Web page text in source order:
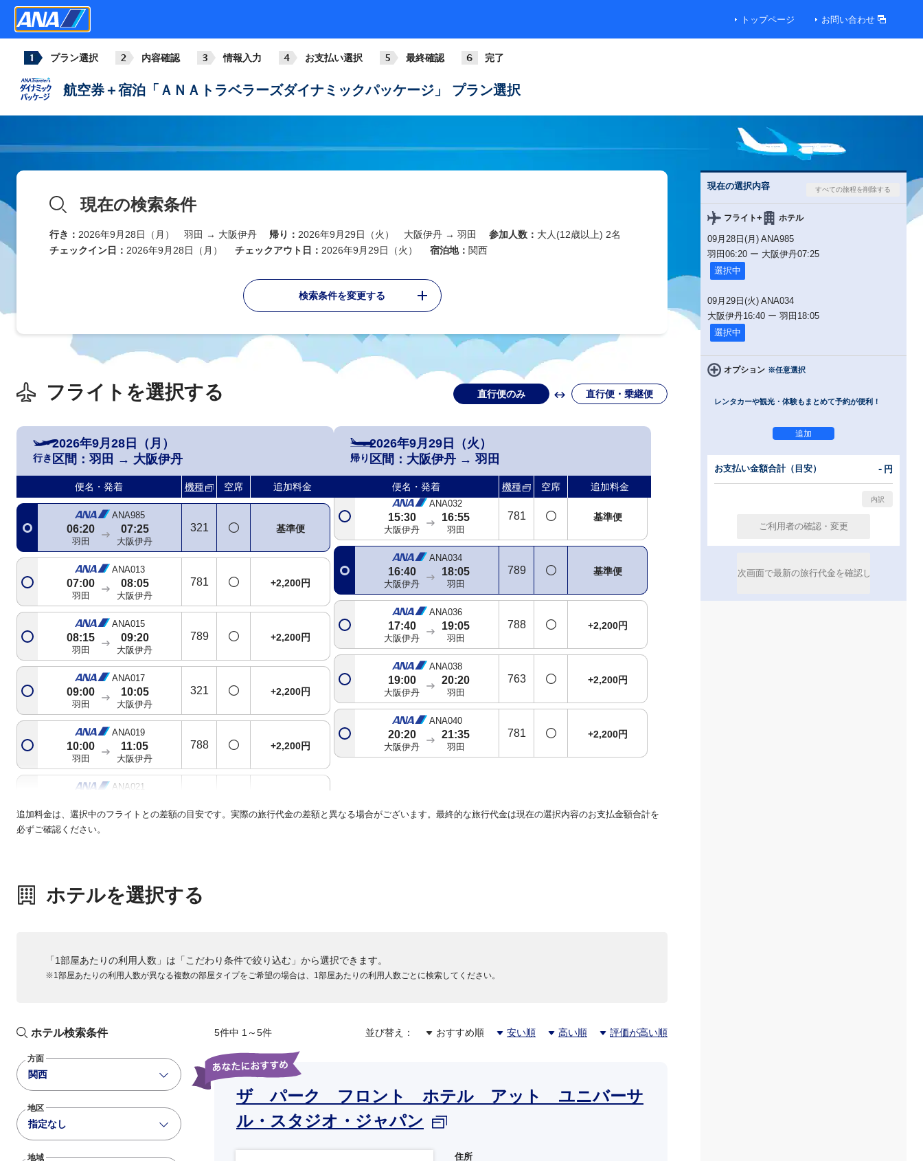
トップページ お問い合わせ
プラン選択 内容確認 情報入力 お支払い選択 最終確認 完了
航空券＋宿泊「ＡＮＡトラベラーズダイナミックパッケージ」 プラン選択
現在の検索条件
行き： 2026年9月28日（月） 羽田 → 大阪伊丹 帰り： 2026年9月29日（火） 大阪伊丹 → 羽田 参加人数： 大人(12歳以上) 2名
チェックイン日： 2026年9月28日（月） チェックアウト日： 2026年9月29日（火） 宿泊地： 関西
検索条件を変更する
フライトを選択する 直行便のみ 直行便・乗継便
行き
2026年9月28日（月）
区間： 羽田 → 大阪伊丹
便名・発着 機種 空席 追加料金
ANA985
06:20
羽田
07:25
大阪伊丹
321 基準便
ANA013
07:00
羽田
08:05
大阪伊丹
781 +2,200円
ANA015
08:15
羽田
09:20
大阪伊丹
789 +2,200円
ANA017
09:00
羽田
10:05
大阪伊丹
321 +2,200円
ANA019
10:00
羽田
11:05
大阪伊丹
788 +2,200円
ANA021
羽田 大阪伊丹
ANA025
14:05 738
14:00
羽田
15:05
大阪伊丹
763 +3,600円
羽田
ANA033
738 +2,200円
羽田 大阪伊丹
基準便
帰り
2026年9月29日（火）
区間： 大阪伊丹 → 羽田
便名・発着 機種 空席 追加料金
大阪伊丹 羽田
08:00
大阪伊丹
09:15
羽田
789
大阪伊丹 羽田
ANA022
11:00
大阪伊丹
12:15
羽田
ANA024
大阪伊丹
ANA026
大阪伊丹
321
ANA028
763
ANA030
15:00
大阪伊丹
16:20
羽田
ANA032
15:30
大阪伊丹
16:55
羽田
781 基準便
ANA034
16:40
大阪伊丹
18:05
羽田
789 基準便
ANA036
17:40
大阪伊丹
19:05
羽田
788 +2,200円
ANA038
19:00
大阪伊丹
20:20
羽田
763 +2,200円
ANA040
20:20
大阪伊丹
21:35
羽田
781 +2,200円
追加料金は、選択中のフライトとの差額の目安です。実際の旅行代金の差額と異なる場合がございます。最終的な旅行代金は現在の選択内容のお支払金額合計を
必ずご確認ください。
ホテルを選択する
「1部屋あたりの利用人数」は「こだわり条件で絞り込む」から選択できます。
※1部屋あたりの利用人数が異なる複数の部屋タイプをご希望の場合は、1部屋あたりの利用人数ごとに検索してください。
ホテル検索条件
方面
関西
地区
指定なし
地域
5件中 1～5件 並び替え： おすすめ順 安い順 高い順 評価が高い順
ザ パーク フロント ホテル アット ユニバーサ
ル・スタジオ・ジャパン
住所
現在の選択内容
フライト+ ホテル
09月28日(月) ANA985
羽田 06:20 ー 大阪伊丹07:25
選択中
09月29日(火) ANA034
大阪伊丹16:40 ー 羽田 18:05
選択中
オプション ※任意選択
レンタカーや観光・体験もまとめて予約が便利！
お支払い金額合計（目安） - 円